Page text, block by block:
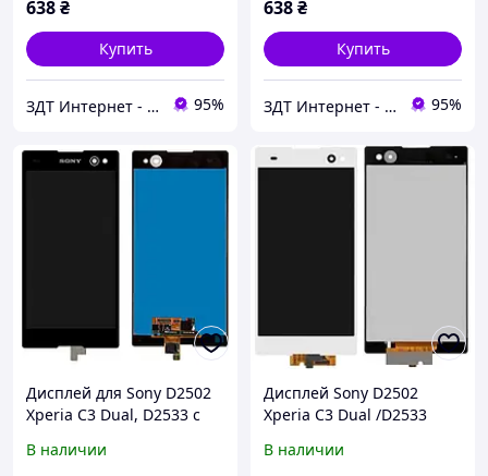
638₴
Купить
ЗДТ Интернет - магазин Запчастей и аксессуаров Для Телефонов 95%
638₴
Купить
ЗДТ Интернет - магазин Запчастей и аксессуаров Для Телефонов 95%
Дисплей для Sony D2502
Xperia C3 Dual, D2533 с
Original
В наличии
Дисплей Sony D2502
Xperia C3 Dual /D2533
В наличии